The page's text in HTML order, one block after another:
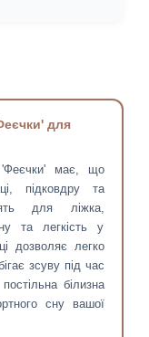
для
'Феєчки' має, що
підковдру та
для ліжка,
та легкість у
дозволяє легко
зсуву під час
білизна
сну вашої